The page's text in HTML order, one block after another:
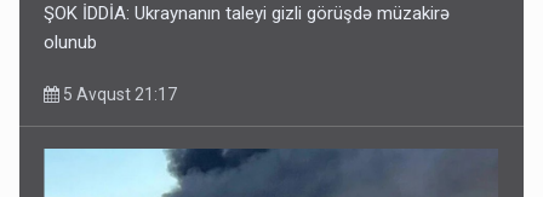
ŞOK İDDİA: Ukraynanın taleyi gizli görüşdə müzakirə
olunub
5 Avqust 21:17